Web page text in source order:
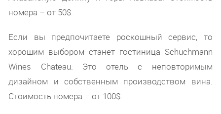
номера – от 50$.
Если вы предпочитаете роскошный сервис, то
хорошим выбором станет гостиница Schuchmann
Wines Chateau. Это отель с неповторимым
дизайном и собственным производством вина.
Стоимость номера – от 100$.